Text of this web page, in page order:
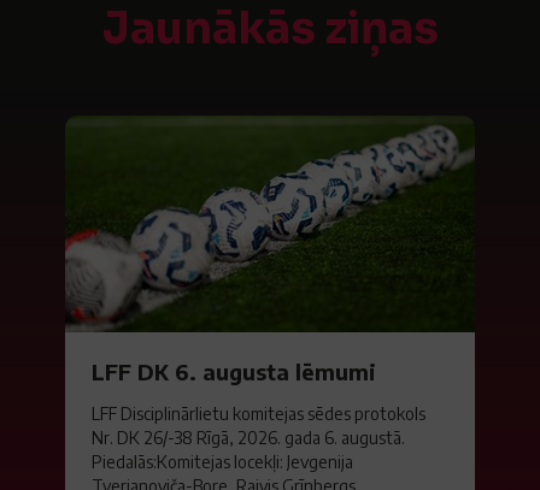
Jaunākās ziņas
LFF DK 6. augusta lēmumi
LFF Disciplinārlietu komitejas sēdes protokols
Nr. DK 26/-38 Rīgā, 2026. gada 6. augustā.
Piedalās:Komitejas locekļi: Jevgenija
Tverjanoviča-Bore, Raivis Grīnbergs...